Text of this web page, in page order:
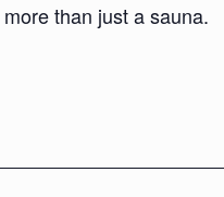
than just a sauna.